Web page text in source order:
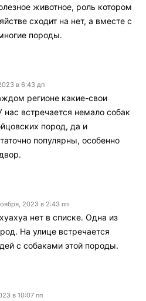
животное, роль котором
сходит на нет, а вместе с
породы.
в 6:43 дп
регионе какие-свои
нас встречается немало собак
пород, да и
популярны, особенно
2023 в 2:43 пп
нет в списке. Одна из
На улице встречается
с собаками этой породы.
в 10:07 пп